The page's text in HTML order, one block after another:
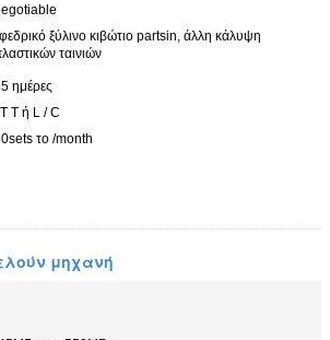
ξύλινο κιβώτιο partsin, άλλη κάλυψη
ταινιών
ημέρες
T ή L / C
το /month
μηχανή